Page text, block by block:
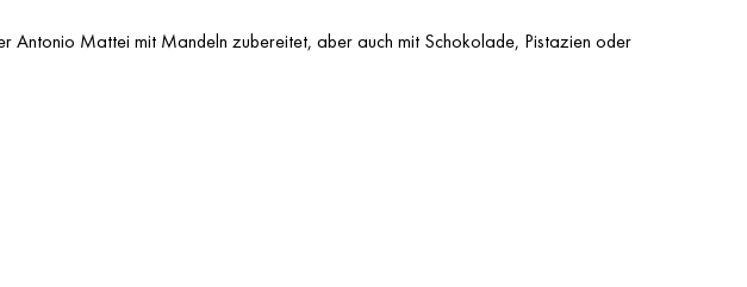
Antonio Mattei mit Mandeln zubereitet, aber auch mit Schokolade, Pistazien oder